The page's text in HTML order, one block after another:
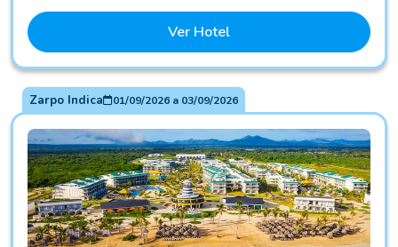
Ver Hotel
Zarpo Indica 01/09/2026a 03/09/2026